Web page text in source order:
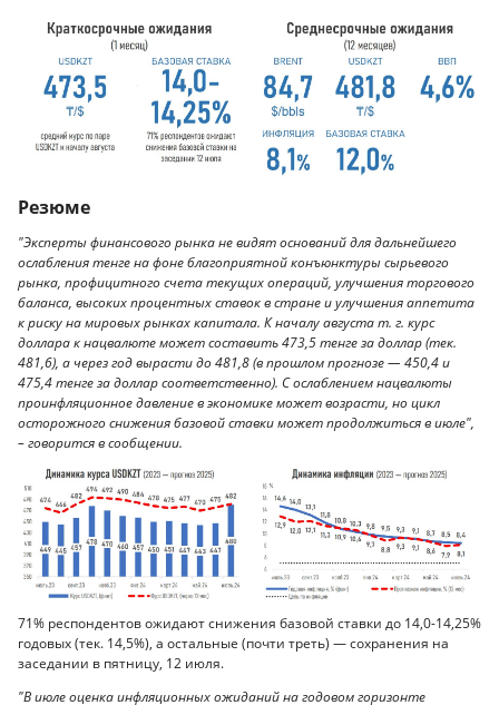
Резюме
"Эксперты финансового рынка не видят оснований для дальнейшего
ослабления тенге на фоне благоприятной конъюнктуры сырьевого
рынка, профицитного счета текущих операций, улучшения торгового
баланса, высоких процентных ставок в стране и улучшения аппетита
к риску на мировых рынках капитала. К началу августа т. г. курс
доллара к нацвалюте может составить 473,5 тенге за доллар (тек.
481,6), а через год вырасти до 481,8 (в прошлом прогнозе — 450,4 и
475,4 тенге за доллар соответственно). С ослаблением нацвалюты
проинфляционное давление в экономике может возрасти, но цикл
осторожного снижения базовой ставки может продолжиться в июле",
– говорится в сообщении.
71% респондентов ожидают снижения базовой ставки до 14,0-14,25%
годовых (тек. 14,5%), а остальные (почти треть) — сохранения на
заседании в пятницу, 12 июля.
"В июле оценка инфляционных ожиданий на годовом горизонте